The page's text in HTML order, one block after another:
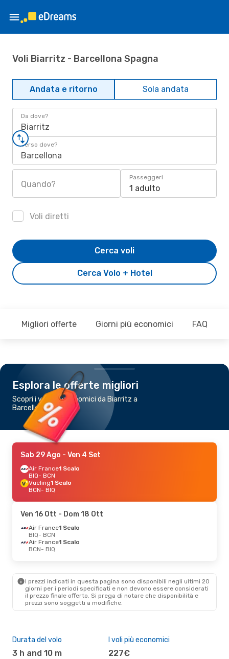
Voli Biarritz - Barcellona Spagna
Andata e ritorno Sola andata
Da dove?
Biarritz
Verso dove?
Barcellona
Quando?
Passeggeri
1 adulto
Voli diretti
Cerca Volo + Hotel
Cerca voli
Migliori offerte Giorni più economici FAQ
Esplora le offerte migliori
Scopri i voli più economici da Biarritz a
Barcellona
Sab 29 Ago - Ven 4 Set
Air France1 Scalo
BIQ- BCN
Vueling1 Scalo
BCN- BIQ
Ven 16 Ott - Dom 18 Ott
Air France1 Scalo
BIQ- BCN
Air France1 Scalo
BCN- BIQ
I prezzi indicati in questa pagina sono disponibili negli ultimi 20
giorni per i periodi specificati e non devono essere considerati
il ​​prezzo finale offerto. Si prega di notare che disponibilità e
prezzi sono soggetti a modifiche.
Durata del volo
3 h and 10 m
I voli più economici
227€